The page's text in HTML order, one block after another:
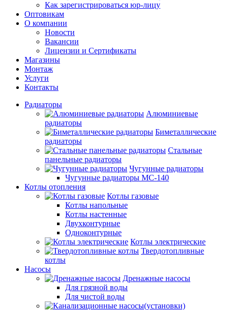
Как зарегистрироваться юр-лицу
Оптовикам
О компании
Новости
Вакансии
Лицензии и Сертификаты
Магазины
Монтаж
Услуги
Контакты
Радиаторы
Алюминиевые
радиаторы
Биметаллические
радиаторы
Стальные
панельные радиаторы
Чугунные радиаторы
Чугунные радиаторы МС-140
Котлы отопления
Котлы газовые
Котлы напольные
Котлы настенные
Двухконтурные
Одноконтурные
Котлы электрические
Твердотопливные
котлы
Насосы
Дренажные насосы
Для грязной воды
Для чистой воды